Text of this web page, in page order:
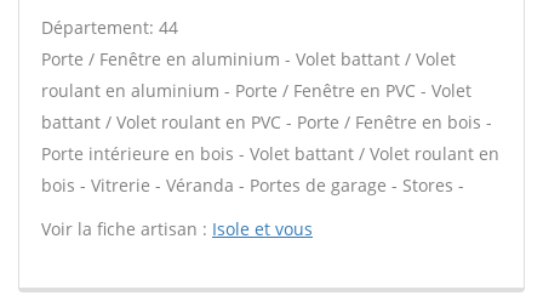
Département: 44
Porte / Fenêtre en aluminium - Volet battant / Volet
roulant en aluminium - Porte / Fenêtre en PVC - Volet
battant / Volet roulant en PVC - Porte / Fenêtre en bois -
Porte intérieure en bois - Volet battant / Volet roulant en
bois - Vitrerie - Véranda - Portes de garage - Stores -
Voir la fiche artisan : Isole et vous